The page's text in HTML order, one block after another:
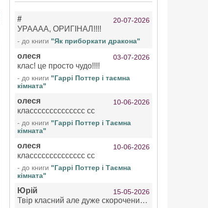
# 20-07-2026
УРАААА, ОРИГІНАЛ!!!!
- до книги "Як приборкати дракона"
олеся 03-07-2026
клас! це просто чудо!!!!
- до книги "Гаррі Поттер і таємна
кімната"
олеся 10-06-2026
класссссссссссссс сс
- до книги "Гаррі Поттер і Таємна
кімната"
олеся 10-06-2026
класссссссссссссс сс
- до книги "Гаррі Поттер і Таємна
кімната"
Юрій 15-05-2026
Твір класний але дуже скорочений якщо вже озвучуєте то бажано цілі твори